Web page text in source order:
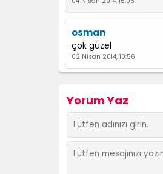
osman
çok güzel
02 Nisan 2014, 10:56
Yorum Yaz